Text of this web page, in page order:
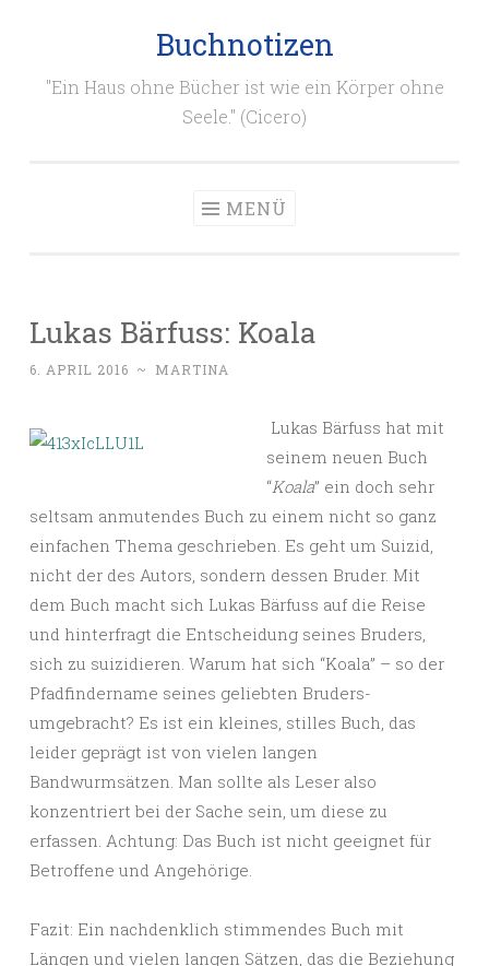
Buchnotizen
"Ein Haus ohne Bücher ist wie ein Körper ohne
Seele." (Cicero)
MENÜ
Lukas Bärfuss: Koala
6. APRIL 2016 ~ MARTINA
Lukas Bärfuss hat mit
seinem neuen Buch
“Koala” ein doch sehr
seltsam anmutendes Buch zu einem nicht so ganz
einfachen Thema geschrieben. Es geht um Suizid,
nicht der des Autors, sondern dessen Bruder. Mit
dem Buch macht sich Lukas Bärfuss auf die Reise
und hinterfragt die Entscheidung seines Bruders,
sich zu suizidieren. Warum hat sich “Koala” – so der
Pfadfindername seines geliebten Bruders-
umgebracht? Es ist ein kleines, stilles Buch, das
leider geprägt ist von vielen langen
Bandwurmsätzen. Man sollte als Leser also
konzentriert bei der Sache sein, um diese zu
erfassen. Achtung: Das Buch ist nicht geeignet für
Betroffene und Angehörige.
Fazit: Ein nachdenklich stimmendes Buch mit
Längen und vielen langen Sätzen, das die Beziehung